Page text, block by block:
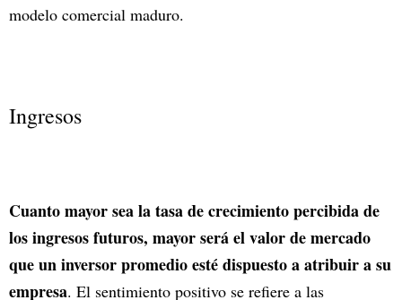
modelo comercial maduro.
Ingresos
Cuanto mayor sea la tasa de crecimiento percibida de
los ingresos futuros, mayor será el valor de mercado
que un inversor promedio esté dispuesto a atribuir a su
empresa. El sentimiento positivo se refiere a las